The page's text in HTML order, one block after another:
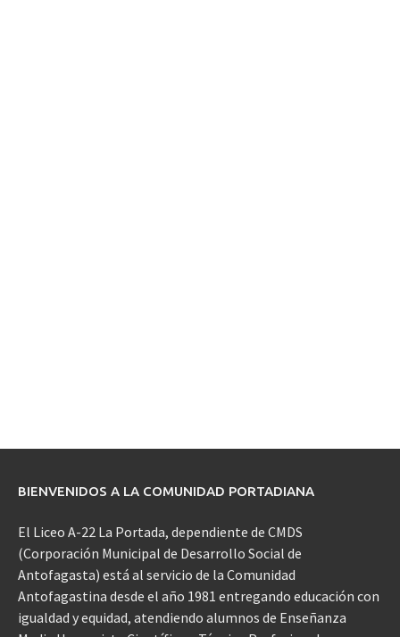
BIENVENIDOS A LA COMUNIDAD PORTADIANA
El Liceo A-22 La Portada, dependiente de CMDS
(Corporación Municipal de Desarrollo Social de
Antofagasta) está al servicio de la Comunidad
Antofagastina desde el año 1981 entregando educación con
igualdad y equidad, atendiendo alumnos de Enseñanza